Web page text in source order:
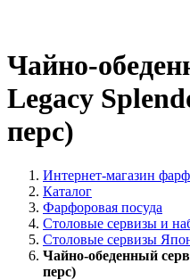
Чайно-
Legacy
перс)
Интернет-магазин
Каталог
Фарфоровая посуда
Столовые сервизы и
Столовые сервизы
Чайно-обеденный
перс)